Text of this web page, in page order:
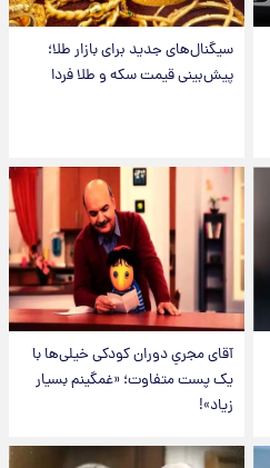
سیگنال‌های جدید برای بازار طلا؛
پیش‌بینی قیمت سکه و طلا فردا
آقای مجریِ دوران کودکی خیلی‌ها با
یک پست متفاوت؛ «غمگینم بسیار
زیاد»!